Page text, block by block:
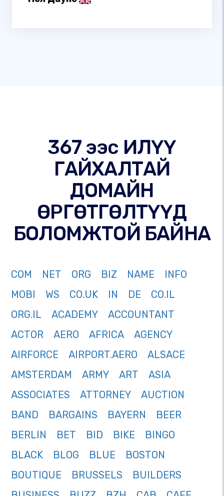
367 ээс ИЛҮҮ
ГАЙХАЛТАЙ
ДОМАЙН
ӨРГӨТГӨЛТҮҮД
БОЛОМЖТОЙ БАЙНА
COM NET ORG BIZ NAME
INFO
MOBI
WS CO.UK IN DE
CO.IL
ORG.IL
ACADEMY
ACCOUNTANT
ACTOR
AERO AFRICA
AGENCY
AIRFORCE
AIRPORT.AERO
ALSACE
AMSTERDAM
ARMY ART
ASIA
ASSOCIATES
ATTORNEY
AUCTION
BAND
BARGAINS BAYERN
BEER
BERLIN
BET BID BIKE
BINGO
BLACK
BLOG BLUE
BOSTON
BOUTIQUE
BRUSSELS
BUILDERS